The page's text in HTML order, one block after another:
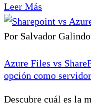
Leer Más
Por Salvador Galindo
Azure Files vs
opción como
Descubre cuál es la